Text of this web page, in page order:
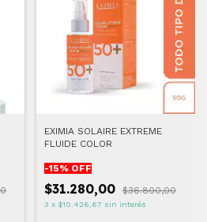
EXIMIA SOLAIRE EXTREME
FLUIDE COLOR
-15% OFF
$31.280,00 $36.800,00
3 x $10.426,67 sin interés